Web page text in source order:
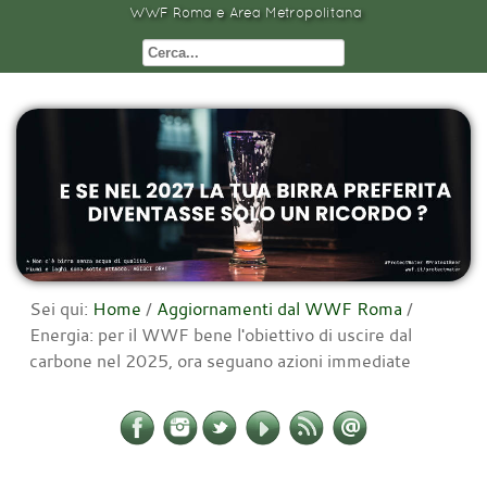
WWF Roma e Area Metropolitana
Sei qui: Home / Aggiornamenti dal WWF Roma /
Energia: per il WWF bene l'obiettivo di uscire dal
carbone nel 2025, ora seguano azioni immediate